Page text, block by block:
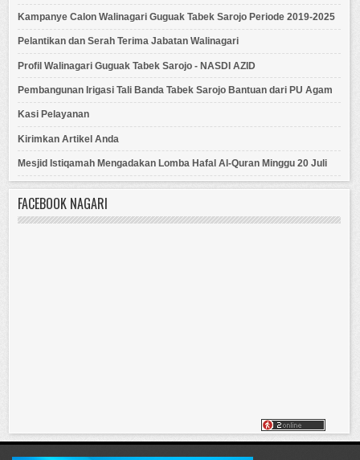
Kampanye Calon Walinagari Guguak Tabek Sarojo Periode 2019-2025
Pelantikan dan Serah Terima Jabatan Walinagari
Profil Walinagari Guguak Tabek Sarojo - NASDI AZID
Pembangunan Irigasi Tali Banda Tabek Sarojo Bantuan dari PU Agam
Kasi Pelayanan
Kirimkan Artikel Anda
Mesjid Istiqamah Mengadakan Lomba Hafal Al-Quran Minggu 20 Juli
FACEBOOK NAGARI